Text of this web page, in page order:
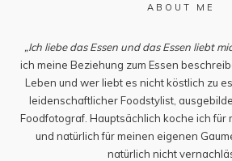
ABOUT ME
„Ich liebe das Essen und das Essen liebt
ich meine Beziehung zum Essen
Leben und wer liebt es nicht köstlich zu
leidenschaftlicher Foodstylist,
Foodfotograf. Hauptsächlich koche ich für
und natürlich für meinen eigenen
natürlich nicht